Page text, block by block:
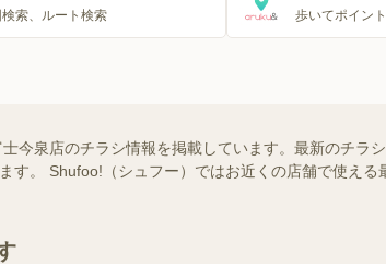
索、ルート検索
歩いてポイン
今泉店のチラシ情報を掲載しています。最新のチラ
す。 Shufoo!（シュフー）ではお近くの店舗で使え